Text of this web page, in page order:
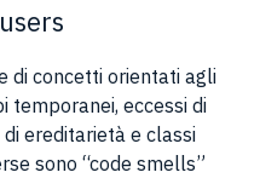
di concetti orientati agli
temporanei, eccessi di
ereditarietà e classi
sono “code smells”